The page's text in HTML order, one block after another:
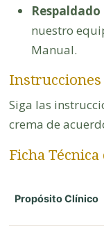
nuestro
Manual.
Instrucciones
Siga las
crema de
Ficha
Propósito Clínico